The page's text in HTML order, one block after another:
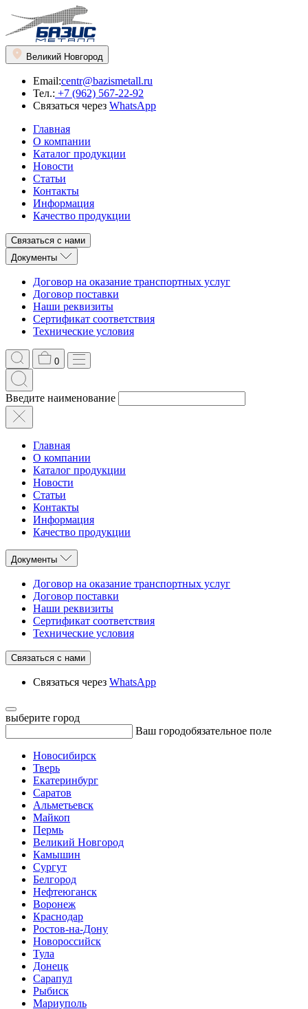
Великий Новгород
Email:centr@bazismetall.ru
Тел.: +7 (962) 567-22-92
Связаться через WhatsApp
Главная
О компании
Каталог продукции
Новости
Статьи
Контакты
Информация
Качество продукции
Связаться с нами
Документы
Договор на оказание транспортных услуг
Договор поставки
Наши реквизиты
Сертификат соответствия
Технические условия
0
Введите наименование
Главная
О компании
Каталог продукции
Новости
Статьи
Контакты
Информация
Качество продукции
Документы
Договор на оказание транспортных услуг
Договор поставки
Наши реквизиты
Сертификат соответствия
Технические условия
Связаться с нами
Связаться через WhatsApp
выберите город
Ваш городобязательное поле
Новосибирск
Тверь
Екатеринбург
Саратов
Альметьевск
Майкоп
Пермь
Великий Новгород
Камышин
Сургут
Белгород
Нефтеюганск
Воронеж
Краснодар
Ростов-на-Дону
Новороссийск
Тула
Донецк
Сарапул
Рыбиск
Мариуполь